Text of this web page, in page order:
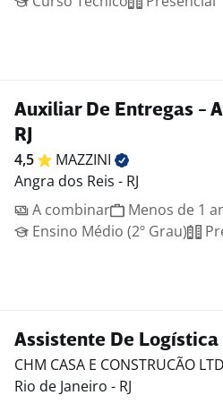
Auxiliar De Entregas -
RJ
4,5
MAZZINI
Angra dos Reis - RJ
A combinar
Menos de 1
Ensino Médio (2º Grau)
Assistente De
CHM CASA E CONSTRUCÃO
Rio de Janeiro - RJ